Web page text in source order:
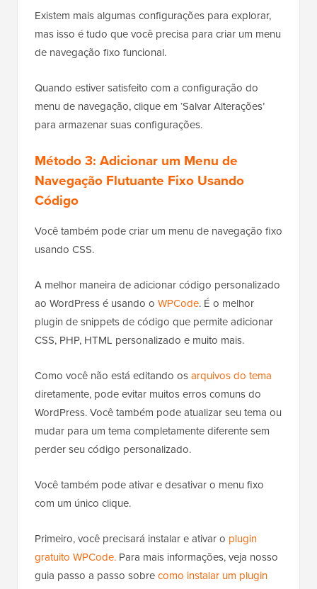
Existem mais algumas configurações para explorar,
mas isso é tudo que você precisa para criar um menu
de navegação fixo funcional.
Quando estiver satisfeito com a configuração do
menu de navegação, clique em ‘Salvar Alterações’
para armazenar suas configurações.
Método 3: Adicionar um Menu de
Navegação Flutuante Fixo Usando
Código
Você também pode criar um menu de navegação fixo
usando CSS.
A melhor maneira de adicionar código personalizado
ao WordPress é usando o WPCode. É o melhor
plugin de snippets de código que permite adicionar
CSS, PHP, HTML personalizado e muito mais.
Como você não está editando osarquivos do tema
diretamente, pode evitar muitos erros comuns do
WordPress. Você também pode atualizar seu tema ou
mudar para um tema completamente diferente sem
perder seu código personalizado.
Você também pode ativar e desativar o menu fixo
com um único clique.
Primeiro, você precisará instalar e ativar o plugin
gratuito WPCode. Para mais informações, veja nosso
guia passo a passo sobrecomo instalar um plugin